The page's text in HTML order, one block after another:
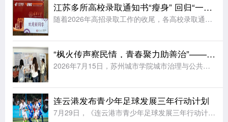
江苏多所高校录取通知书“瘦身” 回归“一页纸”
随着2026年高招录取工作的收尾，各高校录取通知书开始陆续寄送到考生手中。据《扬子晚报》报道，江苏多所高校今年大幅简化了录取通知书的设计，普遍采用“一页纸”的简约形式，同时在有限的纸面上融入各校特色元
“枫火传声察民情，青春聚力助善治”——苏州城市学院实践团赴福运社区开展走访调研
2026年7月15日，苏州城市学院城市治理与公共事务学院“枫火传声，善治民和”暑期社会实践团前往苏州市姑苏区福运社区党群服务中心走访调研。学院法学专业教师王昊为、辅导员周玲燕随行指导，与实践团成员一同
连云港发布青少年足球发展三年行动计划
7月29日，《连云港市青少年足球发展三年行动计划(2026—2028年)》发布会在连云港市体育中心举行。据《新华日报》报道，未来三年连云港将完善县区“631”(6所小学、3所初中、1所高中)青训布局，